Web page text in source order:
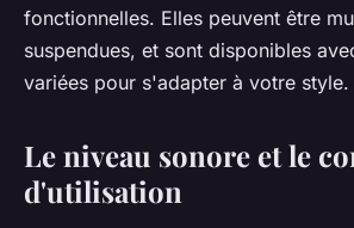
fonctionnelles. Elles peuvent être
suspendues, et sont disponibles
variées pour s'adapter à votre style.
Le niveau sonore et le
d'utilisation